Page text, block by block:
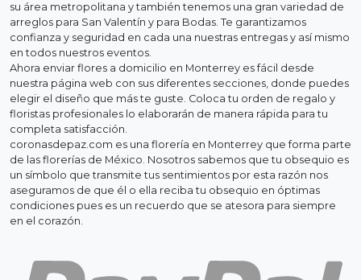
su área metropolitana y también tenemos una gran variedad de
arreglos para San Valentín y para Bodas. Te garantizamos
confianza y seguridad en cada una nuestras entregas y así mismo
en todos nuestros eventos.
Ahora enviar flores a domicilio en Monterrey es fácil desde
nuestra página web con sus diferentes secciones, donde puedes
elegir el diseño que más te guste. Coloca tu orden de regalo y
floristas profesionales lo elaborarán de manera rápida para tu
completa satisfacción.
coronasdepaz.com es una florería en Monterrey que forma parte
de las florerías de México. Nosotros sabemos que tu obsequio es
un símbolo que transmite tus sentimientos por esta razón nos
aseguramos de que él o ella reciba tu obsequio en óptimas
condiciones pues es un recuerdo que se atesora para siempre
en el corazón.